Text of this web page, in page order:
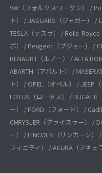
VW（フォルクスワーゲン） /
ト） / JAGUARS（ジャガー） /
TESLA（テスラ） / Rolls-
ボ） / Peugeot（プジョー） /
RENAURT（ルノー） / ALFA
ABARTH（アバルト） /
ト） / OPEL（オペル） / JEEP
LOTUS（ロータス） / BUGATTI
ー） / FORD（フォード） /
CHRYSLER（クライスラー） /
ー） / LINCOLN（リンカーン）
フィニティ） / ACURA（アキュ